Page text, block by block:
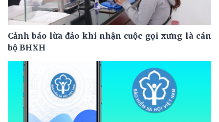
Cảnh báo lừa đảo khi nhận cuộc gọi xưng là cán
bộ BHXH